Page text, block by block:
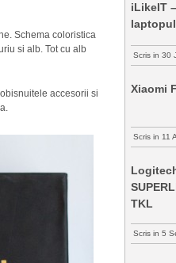
Schema coloristica
si alb. Tot cu alb
accesorii si
iLikeIT
Scris in 30
Xiaomi
Scris in 11
TKL
Scris in 5